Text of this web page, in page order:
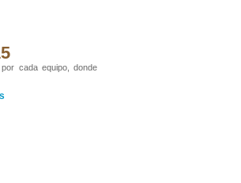
cada equipo, donde